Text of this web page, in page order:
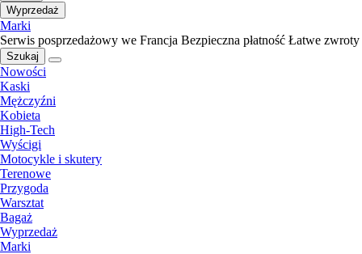
Wyprzedaż
Marki
Serwis posprzedażowy we Francja Bezpieczna płatność Łatwe zwroty
Szukaj
Nowości
Kaski
Mężczyźni
Kobieta
High-Tech
Wyścigi
Motocykle i skutery
Terenowe
Przygoda
Warsztat
Bagaż
Wyprzedaż
Marki